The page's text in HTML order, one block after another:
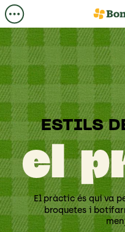
el
Elpràctic és quiva
broquetes i
ESTILS